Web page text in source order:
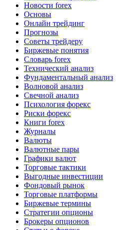
Новости forex
Основы
Онлайн трейдинг
Прогнозы
Советы трейдеру
Биржевые понятия
Словарь forex
Технический анализ
Фундаментальный анализ
Волновой анализ
Свечной анализ
Психология форекс
Риски форекс
Книги forex
Журналы
Валюты
Валютные пары
Графики валют
Торговые тактики
Выгодные инвестиции
Фондовый рынок
Торговые платформы
Биржевые термины
Стратегии опционы
Брокеры опционов